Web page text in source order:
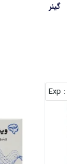
گینر
: Exp